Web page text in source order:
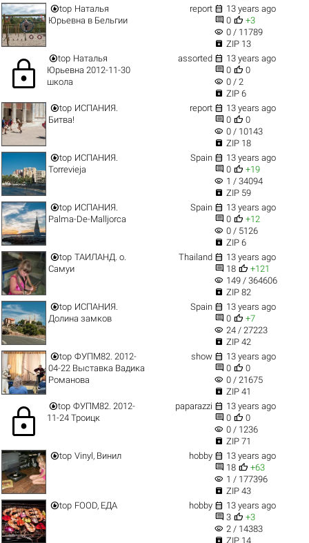
top Наталья
Юрьевна в Бельгии
report  13 years ago
 0  +3
visibility 0 / 11789
 ZIP 13
lock top Наталья
Юрьевна 2012-11-30
школа
assorted  13 years ago
 0  0
visibility 0 / 2
 ZIP 6
top ИСПАНИЯ.
Битва!
report  13 years ago
 0  0
visibility 0 / 10143
 ZIP 18
top ИСПАНИЯ.
Torrevieja
Spain  13 years ago
 0  +19
visibility 1 / 34094
 ZIP 59
top ИСПАНИЯ.
Palma-De-Malljorca
Spain  13 years ago
 0  +12
visibility 0 / 5126
 ZIP 6
top ТАИЛАНД. о.
Самуи
Thailand  13 years ago
 18  +121
visibility 149 / 364606
 ZIP 82
top ИСПАНИЯ.
Долина замков
Spain  13 years ago
 0  +7
visibility 24 / 27223
 ZIP 42
top ФУПМ82. 2012-
04-22 Выставка Вадика
Романова
show  13 years ago
 0  0
visibility 0 / 21675
 ZIP 41
lock top ФУПМ82. 2012-
11-24 Троицк
paparazzi  13 years ago
 0  0
visibility 0 / 1236
 ZIP 71
top Vinyl, Винил hobby  13 years ago
 18  +63
visibility 1 / 177396
 ZIP 43
top FOOD, ЕДА hobby  13 years ago
 3  +3
visibility 2 / 14383
 ZIP 14